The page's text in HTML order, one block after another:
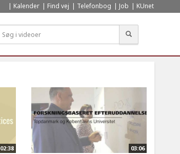
Kalender Find vej Telefonbog Job KUnet
02:38 03:06